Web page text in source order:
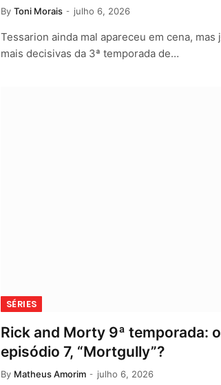
By Toni Morais julho 6, 2026
Tessarion ainda mal apareceu em cena, mas
mais decisivas da 3ª temporada de…
SÉRIES
Rick and Morty 9ª temporada:
episódio 7, “Mortgully”?
By Matheus Amorim julho 6, 2026